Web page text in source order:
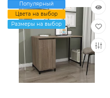
Популярный
Цвета на выбор
Размеры на выбор